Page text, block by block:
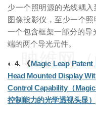
少一个照明源的光线耦
图像投影仪，至少一个
一个包含框架一部分的
端的两个导光元件。
◐ 4. 《Magic Leap
Head Mounted Display
Control Capability（
控制能力的光学透视头显）
映维网